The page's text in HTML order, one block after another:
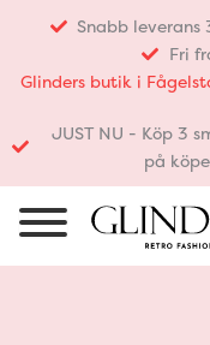
innehåll
Snabb leverans
Fri
Glinders butik i
JUST NU - Köp 3
på